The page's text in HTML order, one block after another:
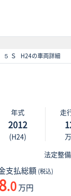
５ Ｓ H24の車両詳細
年式
2012
(H24)
走
法定整
支払総額 (税込)
.0 万円